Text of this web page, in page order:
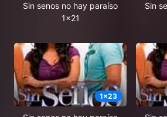
Sin senos no hay paraíso
1x21
Sin
1x23